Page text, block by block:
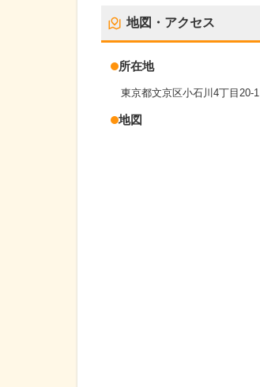
地図・アクセス
所在地
東京都文京区小石川4丁目20-
地図